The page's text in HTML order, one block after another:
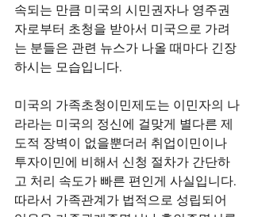
속되는 만큼 미국의 시민권자나 영주권
자로부터 초청을 받아서 미국으로 가려
는 분들은 관련 뉴스가 나올 때마다 긴장
하시는 모습입니다.
미국의 가족초청이민제도는 이민자의 나
라라는 미국의 정신에 걸맞게 별다른 제
도적 장벽이 없을뿐더러 취업이민이나
투자이민에 비해서 신청 절차가 간단하
고 처리 속도가 빠른 편인게 사실입니다.
따라서 가족관계가 법적으로 성립되어